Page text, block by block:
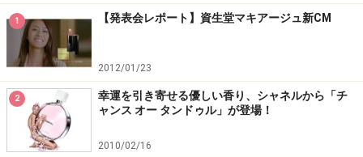
1 【発表会レポート】資生堂マキアージュ新CM
2012/01/23
2
幸運を引き寄せる優しい香り、シャネルから「チ
ャンス オー タンドゥル」が登場！
2010/02/16